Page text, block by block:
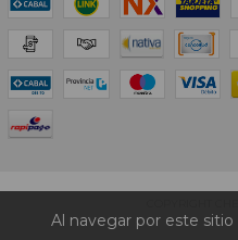
Al navegar por este sitio